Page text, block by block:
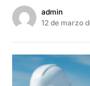
admin
12 de marzo